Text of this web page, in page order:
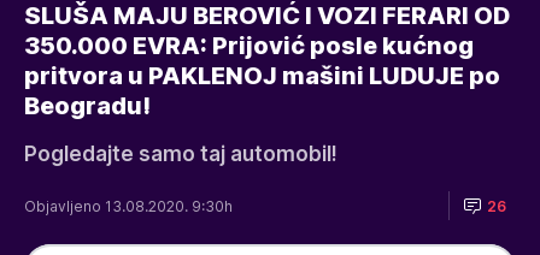
SLUŠA MAJU BEROVIĆ I VOZI FERARI OD
350.000 EVRA: Prijović posle kućnog
pritvora u PAKLENOJ mašini LUDUJE po
Beogradu!
Pogledajte samo taj automobil!
Objavljeno 13.08.2020. 9:30h 26